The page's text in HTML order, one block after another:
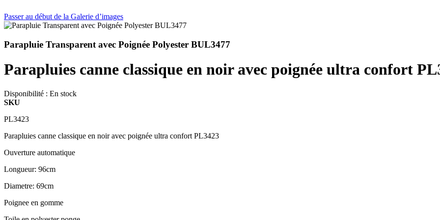
Passer au début de la Galerie d’images
Parapluie Transparent avec Poignée Polyester BUL3477
Parapluies canne classique en noir avec poignée ultra confort
Disponibilité : En stock
SKU
PL3423
Parapluies canne classique en noir avec poignée ultra confort PL3423
Ouverture automatique
Longueur: 96cm
Diametre: 69cm
Poignee en gomme